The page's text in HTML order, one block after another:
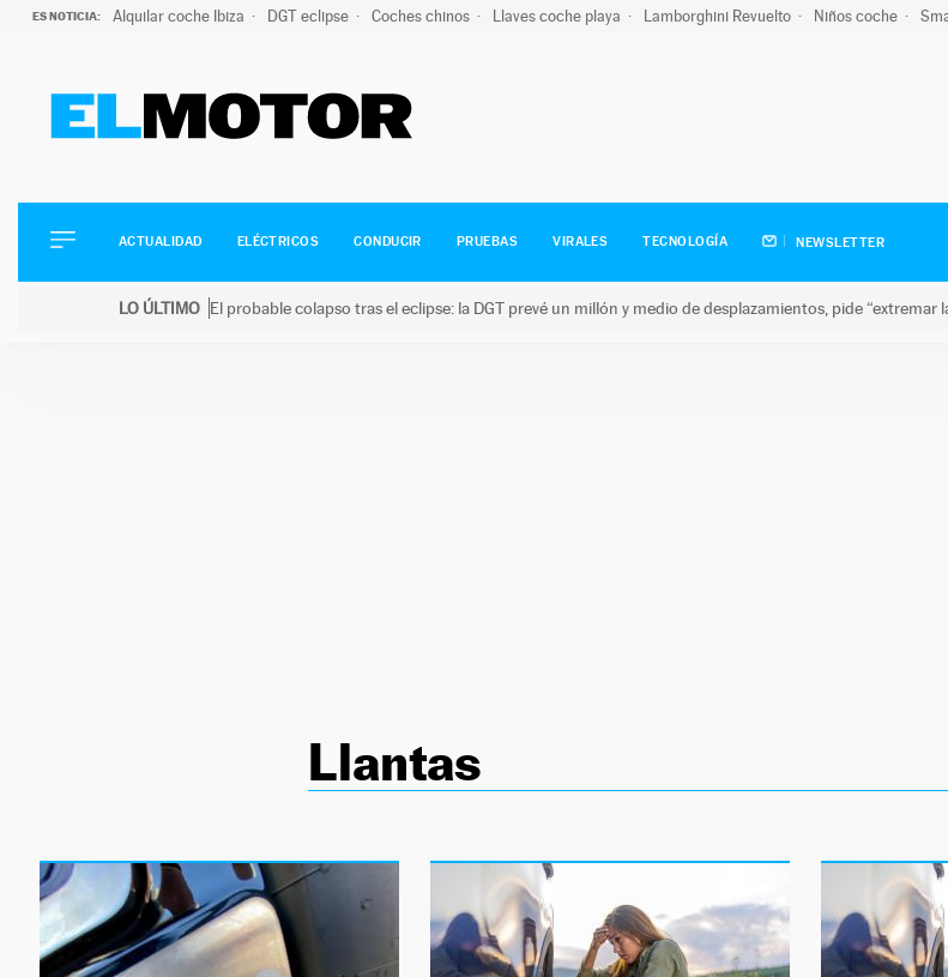
ES NOTICIA: Alquilar coche Ibiza DGT eclipse Coches chinos Llaves coche playa Lamborghini Revuelto Niños coche
ELÉCTRICOS
CONDUCIR
ACTUALIDAD ELÉCTRICOS CONDUCIR PRUEBAS VIRALES TECNOLOGÍA NEWSLETTER
LO ÚLTIMO El probable colapso tras el eclipse: la DGT prevé un millón y medio de desplazamientos, pide “extremar
Llantas